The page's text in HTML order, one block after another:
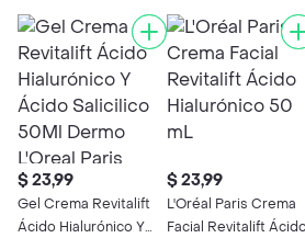
$ 23,99
Gel Crema Revitalift
Ácido Hialurónico Y
$ 23,99
L'Oréal Paris Crema
Facial Revitalift Ácido